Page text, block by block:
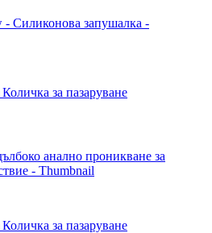
Количка за пазаруване
Количка за пазаруване